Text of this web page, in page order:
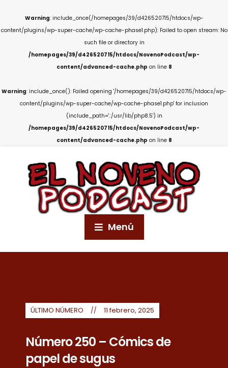
Warning: include_once(/homepages/39/d426520715/htdocs/wp-
content/plugins/wp-super-cache/wp-cache-phase1.php): Failed to open stream: No
such file or directory in
/homepages/39/d426520715/htdocs/NovenoPodcast/wp-
content/advanced-cache.php on line 8
Warning: include_once(): Failed opening '/homepages/39/d426520715/htdocs/wp-
content/plugins/wp-super-cache/wp-cache-phase1.php' for inclusion
(include_path='.:/usr/lib/php8.5') in
/homepages/39/d426520715/htdocs/NovenoPodcast/wp-
content/advanced-cache.php on line 8
Menú
ÚLTIMO NÚMERO 11 febrero, 2025
Número 250 – Cómics de
papel de sugus